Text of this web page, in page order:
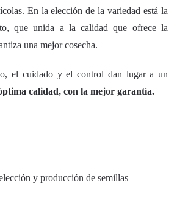
En la elección de la variedad está la
que unida a la calidad que ofrece la
una mejor cosecha.
el cuidado y el control dan lugar a un
calidad, con la mejor garantía.